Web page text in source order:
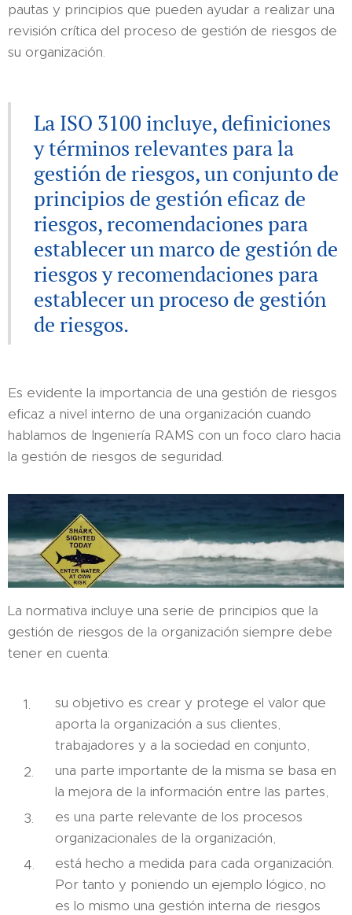
pautas y principios que pueden ayudar a realizar una
revisión crítica del proceso de gestión de riesgos de
su organización.
La ISO 3100 incluye, definiciones
y términos relevantes para la
gestión de riesgos, un conjunto de
principios de gestión eficaz de
riesgos, recomendaciones para
establecer un marco de gestión de
riesgos y recomendaciones para
establecer un proceso de gestión
de riesgos.
Es evidente la importancia de una gestión de riesgos
eficaz a nivel interno de una organización cuando
hablamos de Ingeniería RAMS con un foco claro hacia
la gestión de riesgos de seguridad.
La normativa incluye una serie de principios que la
gestión de riesgos de la organización siempre debe
tener en cuenta:
su objetivo es crear y protege el valor que
aporta la organización a sus clientes,
trabajadores y a la sociedad en conjunto,
una parte importante de la misma se basa en
la mejora de la información entre las partes,
es una parte relevante de los procesos
organizacionales de la organización,
está hecho a medida para cada organización.
Por tanto y poniendo un ejemplo lógico, no
es lo mismo una gestión interna de riesgos